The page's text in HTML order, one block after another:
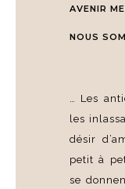
AVENIR
NOUS
… Les
les
désir
petit à
se